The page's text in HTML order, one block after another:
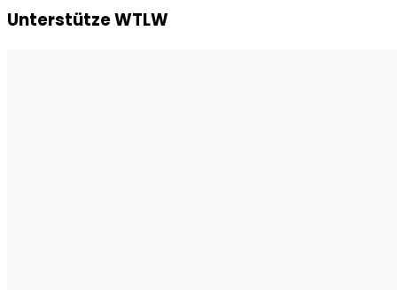
Unterstütze WTLW